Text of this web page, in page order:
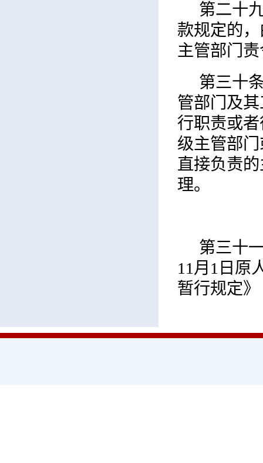
第二十
款规定的
主管部门
第三十
管部门及
行职责或
级主管部
直接负责
理。
第三十
11月1日原
暂行规定